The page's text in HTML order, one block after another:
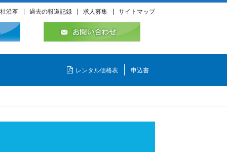
沿革 過去の報道記録 求人募集 サイトマップ
レンタル価格表 申込書